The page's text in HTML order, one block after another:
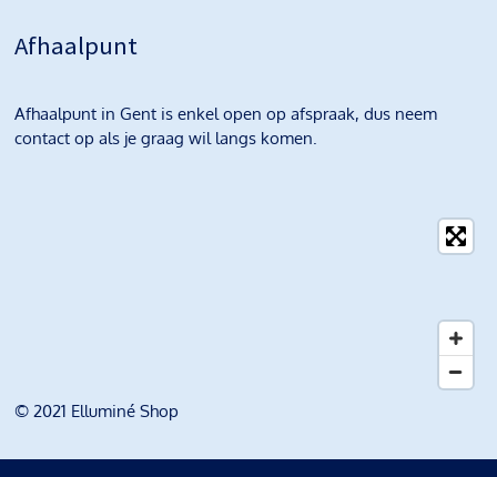
Afhaalpunt
Afhaalpunt in Gent is enkel open op afspraak, dus neem
contact op als je graag wil langs komen.
© 2021 Elluminé Shop